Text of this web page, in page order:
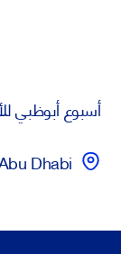
أسبوع أبوظبي
Dhabi